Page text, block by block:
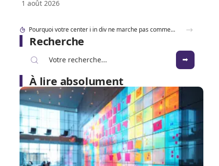
1 août 2026
Pourquoi votre center i in div ne marche pas comme prévu ?
Recherche
À lire absolument